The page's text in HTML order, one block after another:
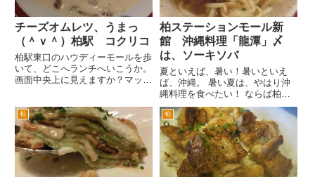
チーズオムレツ、うまっ
（＾ｖ＾）柏駅 コクリコ
柏駅東口のハウディーモールを歩
いて、どこへランチへいこうか。
画面中央上に見えますか？マック
看板出してるんですね。 マック
を右折して、コクリコへ。決定。
こちらには、かわいい看板があり
ま...
柏ステーションモール新
館 沖縄料理「龍潭」〆
は、ソーキソバ
夏といえば、暑い！暑いといえ
ば、沖縄。 暑い夏は、やはり沖
縄料理を食べたい！ ならば柏駅
西口のカシワタカシマヤステーシ
ョンモール新館の龍潭へ行こう。
まずは、オリオンの生ビールで
かんぱ～い！夏は、やっぱりオリ
オンの生だねえ。 これどうで
す...
柏 柏